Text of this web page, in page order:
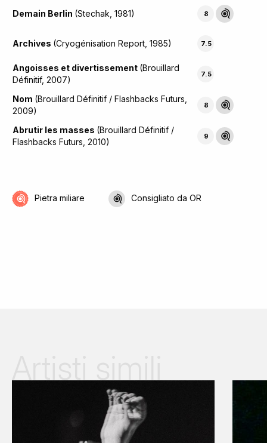
Demain Berlin (Stechak, 1981) 8
Archives (Cryogénisation Report, 1985) 7.5
Angoisses et divertissement (Brouillard
Définitif, 2007)
7.5
Nom (Brouillard Définitif / Flashbacks Futurs,
2009)
8
Abrutir les masses (Brouillard Définitif /
Flashbacks Futurs, 2010)
9
Pietra miliare Consigliato da OR